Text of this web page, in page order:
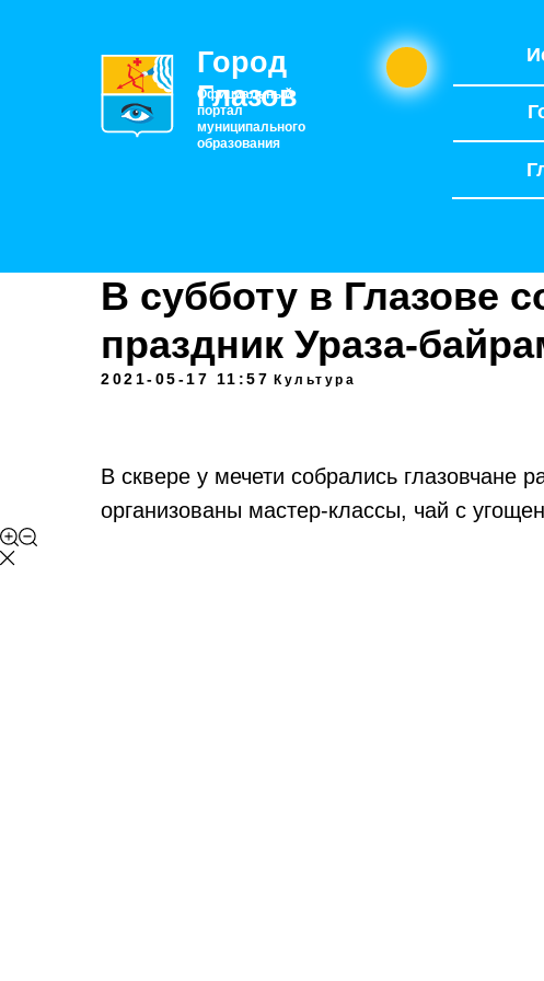
Город
Глазов
Официальный
портал
муниципального
образования
В субботу в Глазове
праздник Ураза-
2021-05-17 11:57 Культура
В сквере у мечети собрались глазовчане
организованы мастер-классы, чай с